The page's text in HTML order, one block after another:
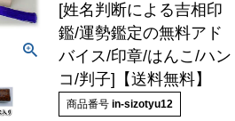
[姓名判断による吉相印
鑑/運勢鑑定の無料アド
バイス/印章/はんこ/ハン
コ/判子]【送料無料】
商品番号 in-sizotyu12